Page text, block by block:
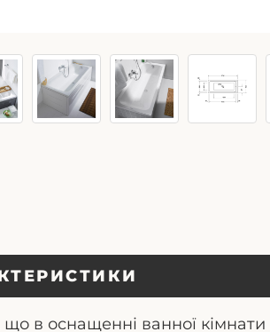
в оснащенні ванної